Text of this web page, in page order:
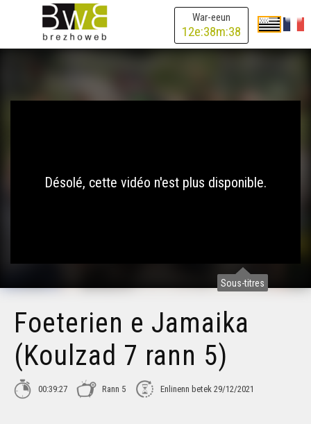
War-eeun
12e:38m:38
Sous-titres
Désolé, cette vidéo n'est plus disponible.
Foeterien e Jamaika
(Koulzad 7 rann 5)
00:39:27 Rann 5 Enlinenn betek 29/12/2021